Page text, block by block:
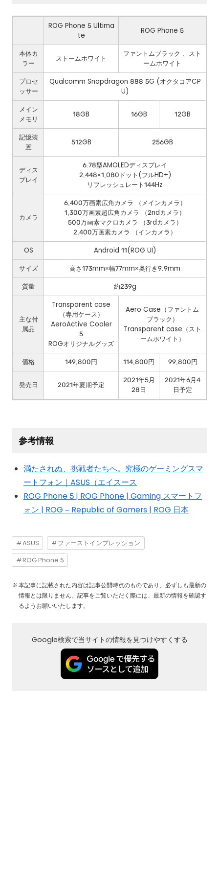
ROG Phone 5 Ultima
te
ROG Phone 5
本体カ
ラー
ストームホワイト
ファントムブラック 、スト
ームホワイト
プロセ
ッサー
Qualcomm Snapdragon 888 5G (オクタコアCP
U)
メイン
メモリ
18GB 16GB 12GB
記憶装
置
512GB 256GB
ディス
プレイ
6.78型AMOLEDディスプレイ
2,448×1,080ドット(フルHD+)
リフレッシュレート144Hz
カメラ
6,400万画素広角カメラ （メインカメラ）
1,300万画素超広角カメラ （2ndカメラ）
500万画素マクロカメラ （3rdカメラ）
2,400万画素カメラ （インカメラ）
OS
Android 11(ROG UI)
サイズ
高さ173mm×幅77mm×奥行き9.9mm
質量
約239g
主な付
属品
Transparent case
（専用ケース）
AeroActive Cooler
5
ROGオリジナルグッズ
Aero Case（ファントム
ブラック）
Transparent case（スト
ームホワイト）
価格 149,800円 114,800円 99,800円
発売日 2021年夏期予定
2021年5月
28日
2021年6月4
日予定
参考情報
満たされぬ、挑戦者たちへ。究極のゲーミングスマ
ートフォン｜ASUS（エイスース
ROG Phone 5 | ROG Phone | Gaming スマートフ
ォン | ROG – Republic of Gamers | ROG 日本
ASUS ファーストインプレッション
ROG Phone 5
本記事に記載された内容は記事公開時点のものであり、必ずしも最新の
情報とは限りません。記事をご覧いただく際には、最新の情報を確認す
るようお願いいたします。
Google検索で当サイトの情報を見つけやすくする